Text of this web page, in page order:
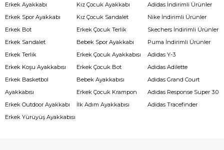
Erkek Ayakkabı
Erkek Spor Ayakkabı
Erkek Bot
Erkek Sandalet
Erkek Terlik
Erkek Koşu Ayakkabısı
Erkek Basketbol
Ayakkabısı
Erkek Outdoor Ayakkabı
Erkek Yürüyüş Ayakkabısı
Kız Çocuk Ayakkabı
Kız Çocuk Sandalet
Erkek Çocuk Terlik
Bebek Spor Ayakkabı
Erkek Çocuk Ayakkabısı
Erkek Çocuk Bot
Bebek Ayakkabısı
Erkek Çocuk Krampon
İlk Adım Ayakkabısı
Adidas İndirimli Ürünler
Nike İndirimli Ürünler
Skechers İndirimli Ürünler
Puma İndirimli Ürünler
Adidas Y-3
Adidas Adilette
Adidas Grand Court
Adidas Response Super 3.0
Adidas Tracefinder